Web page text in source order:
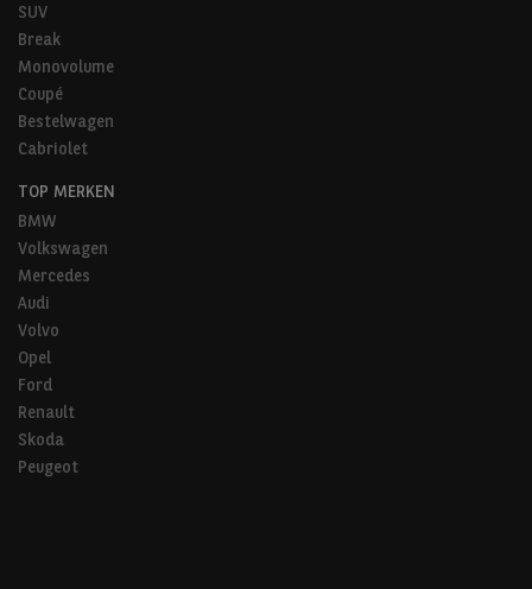
SUV
Break
Monovolume
Coupé
Bestelwagen
Cabriolet
TOP MERKEN
BMW
Volkswagen
Mercedes
Audi
Volvo
Opel
Ford
Renault
Skoda
Peugeot